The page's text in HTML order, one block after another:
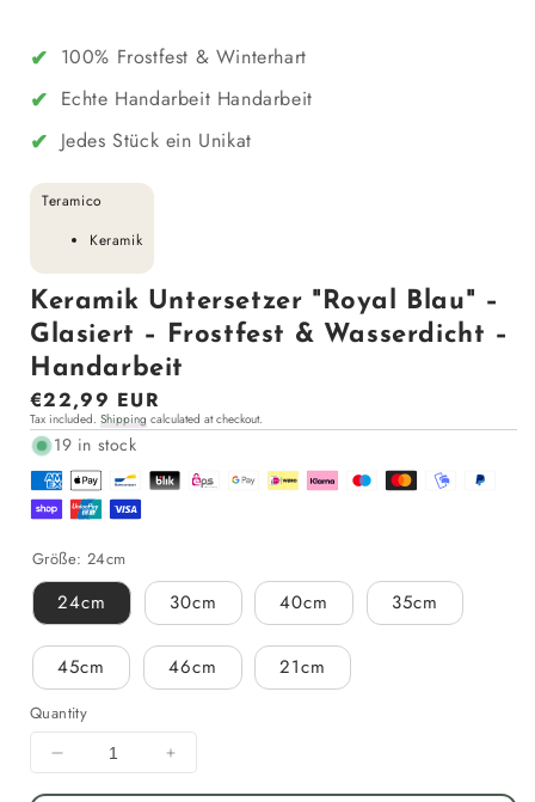
✔ 100% Frostfest & Winterhart
✔ Echte Handarbeit Handarbeit
✔ Jedes Stück ein Unikat
Teramico
Keramik
Keramik Untersetzer "Royal Blau" –
Glasiert – Frostfest & Wasserdicht –
Handarbeit
Regular
price
€22,99 EUR
Tax included. Shipping calculated at checkout.
19 in stock
Größe: 24cm
24cm 30cm 40cm 35cm
45cm 46cm 21cm
Quantity
Decrease
quantity
Increase
quantity